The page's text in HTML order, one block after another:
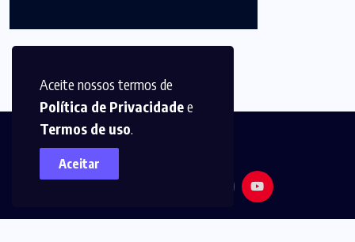
Aceite nossos termos de
Política de Privacidadee
Termos de uso.
Aceitar